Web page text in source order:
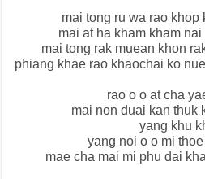
mai tong ru wa rao khop
mai at ha kham kham
mai tong rak muean khon
phiang khae rao khaochai ko
rao o o at cha
mai non duai kan thuk
yang khu
yang noi o o mi
mae cha mai mi phu dai